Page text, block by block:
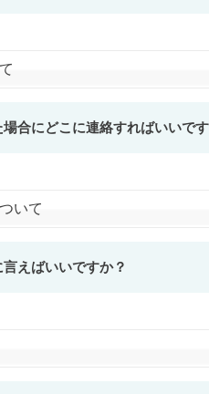
合にどこに連絡すればいいで
いて
えばいいですか？